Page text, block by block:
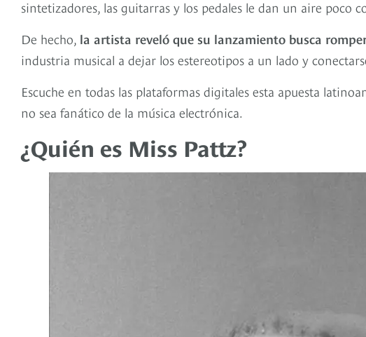
sintetizadores, las guitarras y los pedales le dan un aire poco
De hecho, la artista reveló que su lanzamiento busca
industria musical a dejar los estereotipos a un lado y
Escuche en todas las plataformas digitales esta apuesta
no sea fanático de la música electrónica.
¿Quién es Miss Pattz?